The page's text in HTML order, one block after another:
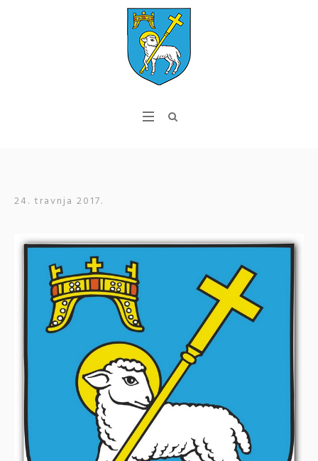
24. travnja 2017.